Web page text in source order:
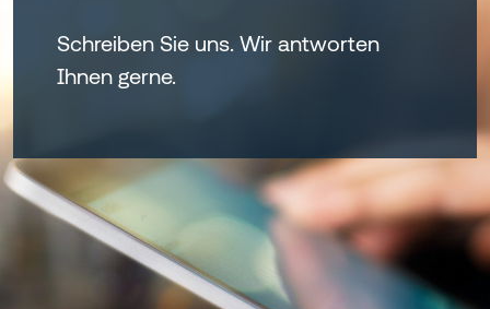
Schreiben Sie uns. Wir antworten
Ihnen gerne.